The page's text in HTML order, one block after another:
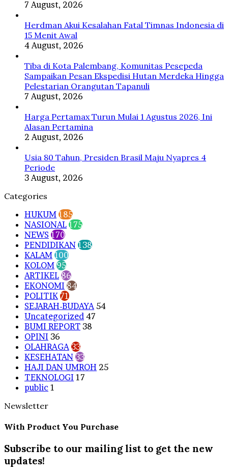
7 August, 2026
Herdman Akui Kesalahan Fatal Timnas Indonesia di
15 Menit Awal
4 August, 2026
Tiba di Kota Palembang, Komunitas Pesepeda
Sampaikan Pesan Ekspedisi Hutan Merdeka Hingga
Pelestarian Orangutan Tapanuli
7 August, 2026
Harga Pertamax Turun Mulai 1 Agustus 2026, Ini
Alasan Pertamina
2 August, 2026
Usia 80 Tahun, Presiden Brasil Maju Nyapres 4
Periode
3 August, 2026
Categories
HUKUM 185
NASIONAL 175
NEWS 170
PENDIDIKAN 138
KALAM 100
KOLOM 95
ARTIKEL 86
EKONOMI 84
POLITIK 71
SEJARAH-BUDAYA 54
Uncategorized 47
BUMI REPORT 38
OPINI 36
OLAHRAGA 33
KESEHATAN 33
HAJI DAN UMROH 25
TEKNOLOGI 17
public 1
Newsletter
With Product You Purchase
Subscribe to our mailing list to get the new
updates!